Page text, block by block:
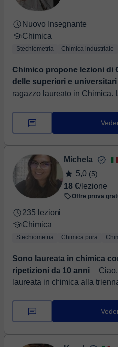
Nuovo Insegnante
Chimica
Stechiometria Chimica industriale
Chimico propone lezioni di
delle superiori e universitari
ragazzo laureato in Chimica.
studenti universitari...
Michela
5,0 (5)
18 €/lezione
Offre prova
235 lezioni
Chimica
Stechiometria Chimica pura
Sono laureata in chimica
ripetizioni da 10 anni ⏤ Ciao, sono Michela e mi sono
laureata in chimica alla
percorso con un d...